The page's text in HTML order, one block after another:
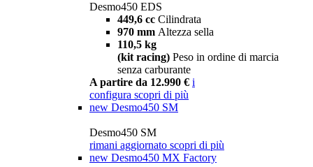
Desmo450 EDS
449,6 cc Cilindrata
970 mm Altezza sella
110,5 kg
(kit racing) Peso in ordine di marcia
senza carburante
A partire da 12.990 € i
configura scopri di più
new Desmo450 SM
Desmo450 SM
rimani aggiornato scopri di più
new Desmo450 MX Factory